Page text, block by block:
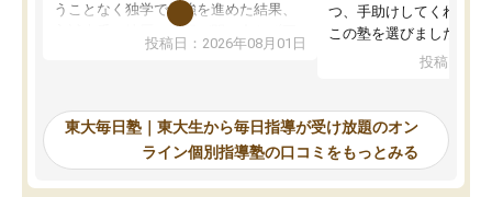
うことなく独学で勉強を進めた結果、
入試本番に地歴の学習が間に合わず不
合格となってしまいました。その経験
東大毎日塾にたどり着きました。学習
の長期計画や日々の勉強のやり方につ
いて客観的なアドバイスをいただけた
ので、自信をもって受験勉強を進める
投稿日：2026年08月01日
つ、手助けしてくれる設
この塾を選びました。
投稿日：
東大毎日塾｜東大生から毎日指導が受け放題のオン
ライン個別指導塾の口コミをもっとみる